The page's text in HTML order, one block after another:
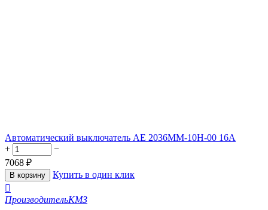
Автоматический выключатель АЕ 2036ММ-10Н-00 16А
+
−
7068 ₽
В корзину
Купить в один клик

ПроизводительКМЗ